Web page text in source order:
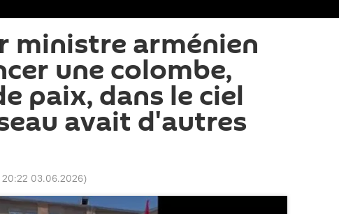
ministre arménien
une colombe,
paix, dans le ciel
avait d'autres
20:22 03.06.2026)